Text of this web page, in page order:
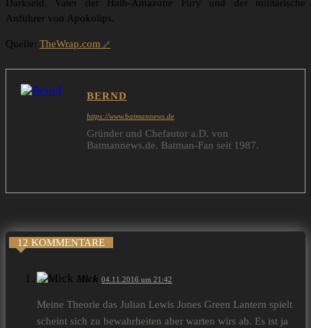
Darkseid, Vater der Halb-Amazone Fury und der militärische
Anführer von Apokolips.
Quelle: TheWrap.com
BERND
https://www.batmannews.de
Gründer und Chefautor a.D. von
Batmannews.de. Batman-Fan seit 1987.
12 KOMMENTARE
Mick 04.11.2016 um 21:42
Meine Theorie das Julian Lewis Jones Green Lantern spielt
scheint sich zu bewahrheiten aber warten wirs ab. Es ist ja